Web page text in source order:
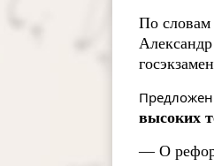
По словам
высоких
— О